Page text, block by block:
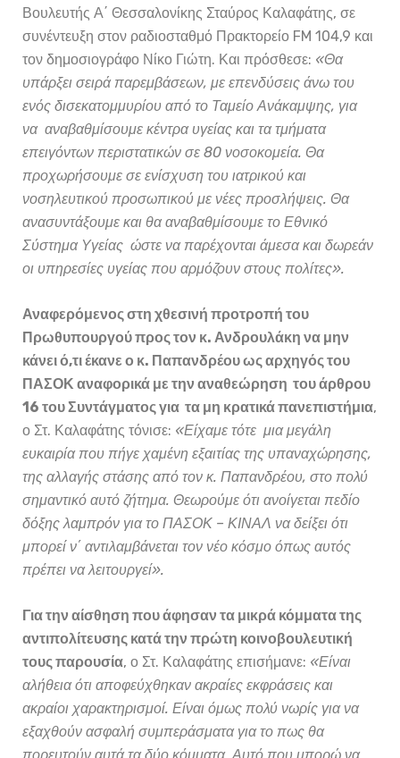
Βουλευτής Α΄ Θεσσαλονίκης Σταύρος Καλαφάτης, σε
συνέντευξη στον ραδιοσταθμό Πρακτορείο FM 104,9 και
τον δημοσιογράφο Νίκο Γιώτη. Και πρόσθεσε: «Θα
υπάρξει σειρά παρεμβάσεων, με επενδύσεις άνω του
ενός δισεκατομμυρίου από το Ταμείο Ανάκαμψης, για
να αναβαθμίσουμε κέντρα υγείας και τα τμήματα
επειγόντων περιστατικών σε 80 νοσοκομεία. Θα
προχωρήσουμε σε ενίσχυση του ιατρικού και
νοσηλευτικού προσωπικού με νέες προσλήψεις. Θα
ανασυντάξουμε και θα αναβαθμίσουμε το Εθνικό
Σύστημα Υγείας ώστε να παρέχονται άμεσα και δωρεάν
οι υπηρεσίες υγείας που αρμόζουν στους πολίτες».
Αναφερόμενος στη χθεσινή προτροπή του
Πρωθυπουργού προς τον κ. Ανδρουλάκη να μην
κάνει ό,τι έκανε ο κ. Παπανδρέου ως αρχηγός του
ΠΑΣΟΚ αναφορικά με την αναθεώρηση του άρθρου
16 του Συντάγματος για τα μη κρατικά πανεπιστήμια,
ο Στ. Καλαφάτης τόνισε: «Είχαμε τότε μια μεγάλη
ευκαιρία που πήγε χαμένη εξαιτίας της υπαναχώρησης,
της αλλαγής στάσης από τον κ. Παπανδρέου, στο πολύ
σημαντικό αυτό ζήτημα. Θεωρούμε ότι ανοίγεται πεδίο
δόξης λαμπρόν για το ΠΑΣΟΚ – ΚΙΝΑΛ να δείξει ότι
μπορεί ν΄ αντιλαμβάνεται τον νέο κόσμο όπως αυτός
πρέπει να λειτουργεί».
Για την αίσθηση που άφησαν τα μικρά κόμματα της
αντιπολίτευσης κατά την πρώτη κοινοβουλευτική
τους παρουσία, ο Στ. Καλαφάτης επισήμανε: «Είναι
αλήθεια ότι αποφεύχθηκαν ακραίες εκφράσεις και
ακραίοι χαρακτηρισμοί. Είναι όμως πολύ νωρίς για να
εξαχθούν ασφαλή συμπεράσματα για το πως θα